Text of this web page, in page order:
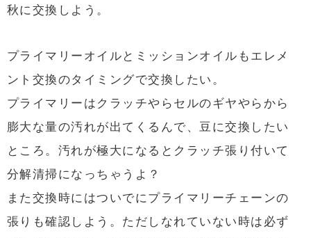
秋に交換しよう。
プライマリーオイルとミッションオイルもエレメ
ント交換のタイミングで交換したい。
プライマリーはクラッチやらセルのギヤやらから
膨大な量の汚れが出てくるんで、豆に交換したい
ところ。汚れが極大になるとクラッチ張り付いて
分解清掃になっちゃうよ？
また交換時にはついでにプライマリーチェーンの
張りも確認しよう。ただしなれていない時は必ず